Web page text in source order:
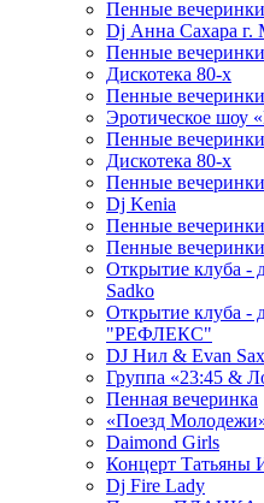
Пенные
Dj Анна Сахара г.
Пенные
Дискотека 80-х
Пенные
Эротическое шоу
Пенные
Дискотека 80-х
Пенные
Dj Kenia
Пенные
Пенные
Открытие клуба -
Sadko
Открытие клуба -
"РЕФЛЕКС"
DJ Нил & Evan Sax
Группа «23:45 &
Пенная вечеринка
«Поезд
Daimond Girls
Концерт Татьяны
Dj Fire Lady